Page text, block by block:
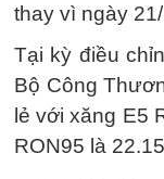
thay vì ngày
Tại kỳ điều
Bộ Công
lẻ với xăng E5
RON95 là